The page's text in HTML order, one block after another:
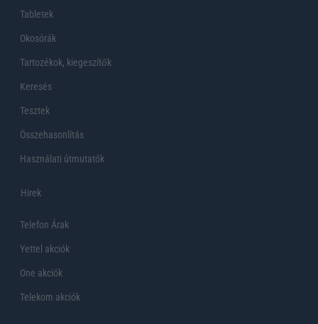
Tabletek
Okosórák
Tartozékok, kiegeszítők
Keresés
Tesztek
Összehasonlítás
Használati útmutatók
Hirek
Telefon Árak
Yettel akciók
One akciók
Telekom akciók